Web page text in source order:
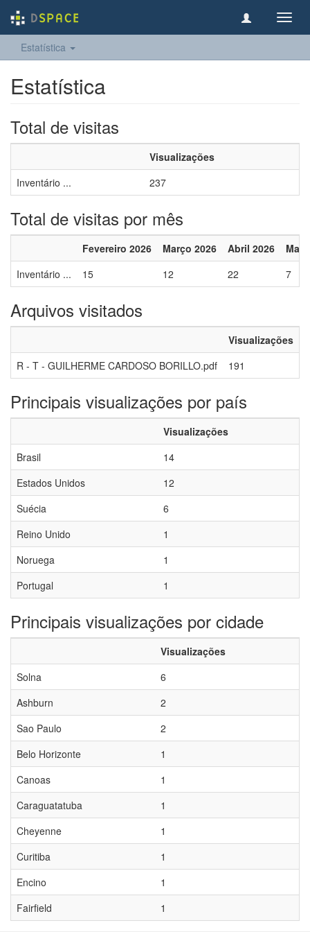
Estatística
Estatística
Total de visitas
Visualizações
Inventário ...
237
Total de visitas por mês
Fevereiro 2026 Março 2026 Abril 2026
Inventário ...
15 12 22 7
Arquivos visitados
Visualizações
R - T - GUILHERME CARDOSO BORILLO.pdf
191
Principais visualizações por país
Visualizações
Brasil
14
Estados Unidos
12
Suécia
6
Reino Unido
1
Noruega
1
Portugal
1
Principais visualizações por cidade
Visualizações
Solna
6
Ashburn
2
Sao Paulo
2
Belo Horizonte
1
Canoas
1
Caraguatatuba
1
Cheyenne
1
Curitiba
1
Encino
1
Fairfield
1